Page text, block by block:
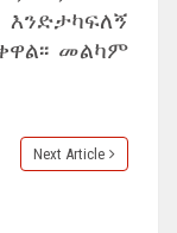
መልካም
Next Article